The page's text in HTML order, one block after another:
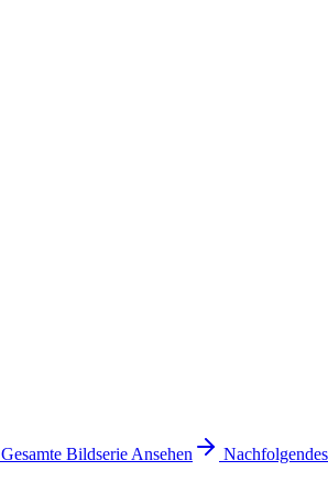
Gesamte Bildserie Ansehen